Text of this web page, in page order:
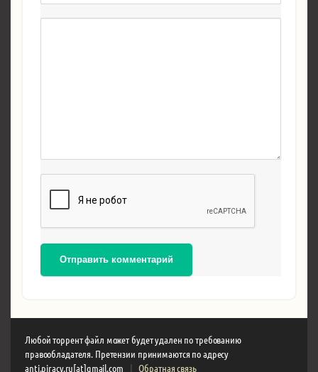
Отправить комментарий
Любой торрент файл может будет удален по требованию
правообладателя. Претензии принимаются по адресу
anti.piracy.ru[at]gmail.com
| Обратная связь